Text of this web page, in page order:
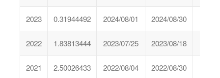
2023 0.31944492 2024/08/01 2024/08/30
2022 1.83813444 2023/07/25 2023/08/18
2021 2.50026433 2022/08/04 2022/08/30